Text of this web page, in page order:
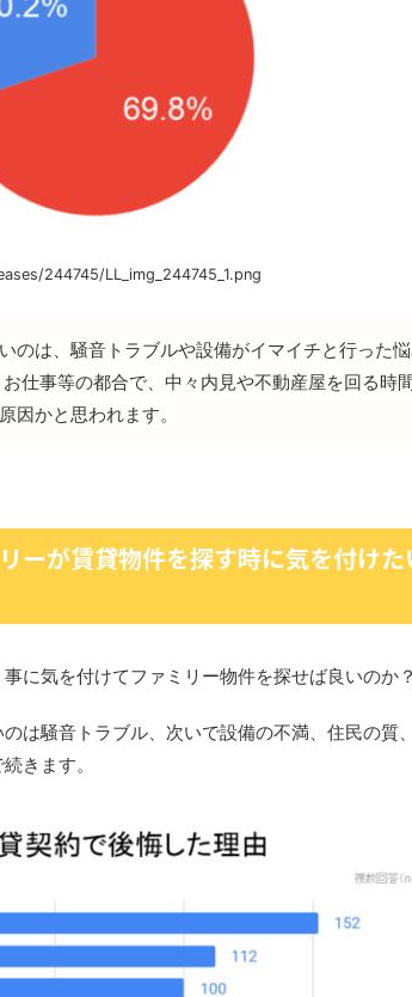
244745/LL_img_244745_1.png
のは、騒音トラブルや設備がイマイチと行った
仕事等の都合で、中々内見や不動産屋を回る時
因かと思われます。
ーが賃貸物件を探す時に気を付けた
に気を付けてファミリー物件を探せば良いのか？
は騒音トラブル、次いで設備の不満、住民の質
きます。